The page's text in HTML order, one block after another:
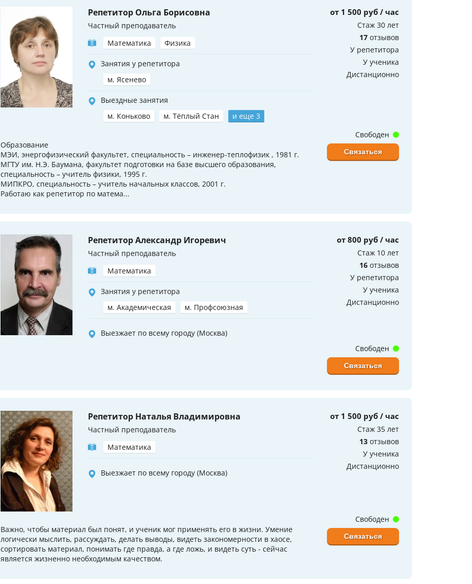
Репетитор Ольга Борисовна
Частный преподаватель
Математика
Физика
Занятия у репетитора
м. Ясенево
Выездные занятия
м. Коньково
м. Тёплый Стан и еще 3
от 1 500 руб / час
Стаж 30 лет
17 отзывов
У репетитора
У ученика
Дистанционно
Образование
МЭИ, энергофизический факультет, специальность – инженер-теплофизик , 1981 г.
МГТУ им. Н.Э. Баумана, факультет подготовки на базе высшего образования,
специальность – учитель физики, 1995 г.
МИПКРО, специальность – учитель начальных классов, 2001 г.
Работаю как репетитор по матема...
Свободен
Связаться
Репетитор Александр Игоревич
Частный преподаватель
Математика
Занятия у репетитора
м. Академическая
м. Профсоюзная
Выезжает по всему городу (Москва)
от 800 руб / час
Стаж 10 лет
16 отзывов
У репетитора
У ученика
Дистанционно
Свободен
Связаться
Репетитор Наталья Владимировна
Частный преподаватель
Математика
Выезжает по всему городу (Москва)
от 1 500 руб / час
Стаж 35 лет
13 отзывов
У ученика
Дистанционно
Важно, чтобы материал был понят, и ученик мог применять его в жизни. Умение
логически мыслить, рассуждать, делать выводы, видеть закономерности в хаосе,
сортировать материал, понимать где правда, а где ложь, и видеть суть - сейчас
является жизненно необходимым качеством.
Свободен
Связаться